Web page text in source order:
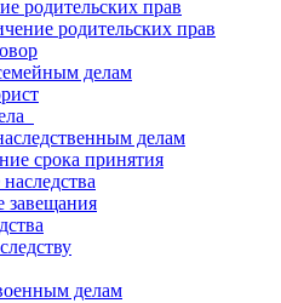
родительских прав
родительских прав
делам
делам
срока принятия
завещания
делам